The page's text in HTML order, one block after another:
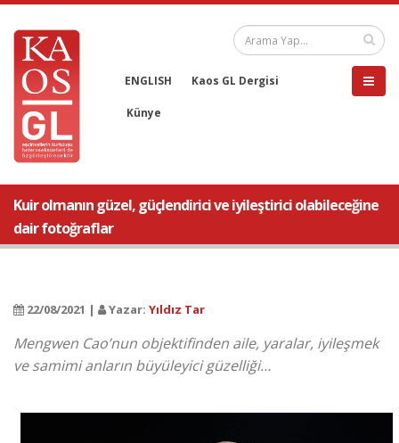
ENGLISH Kaos GL Dergisi
Künye
Kuir olmanın güzel, güçlendirici ve iyileştirici olabileceğine
dair fotoğraflar
22/08/2021 | Yazar: Yıldız Tar
Mengwen Cao’nun objektifinden aile, yaralar, iyileşmek
ve samimi anların büyüleyici güzelliği…